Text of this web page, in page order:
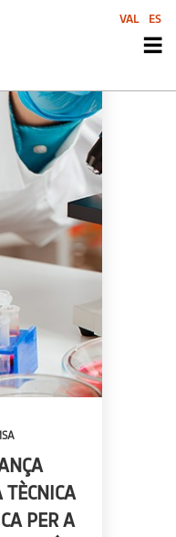
TÈCNICA
PER A
VAL ES